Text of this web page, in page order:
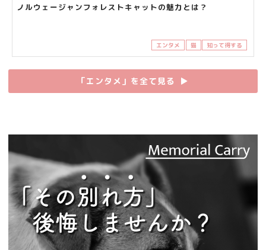
ノルウェージャンフォレストキャットの魅力とは？
エンタメ 猫 知って得する
「エンタメ」を全て見る ▶︎